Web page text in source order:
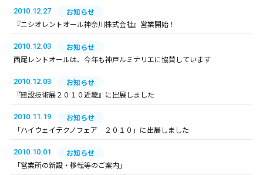
2010.12.27
お知らせ
『ニシオレントオール神奈川株式会社』営業開始！
2010.12.03
お知らせ
西尾レントオールは、今年も神戸ルミナリエに協賛しています
2010.12.03
お知らせ
『建設技術展２０１０近畿』に出展しました
2010.11.19
お知らせ
「ハイウェイテクノフェア ２０１０」に出展しました
2010.10.01
お知らせ
「営業所の新設・移転等のご案内」